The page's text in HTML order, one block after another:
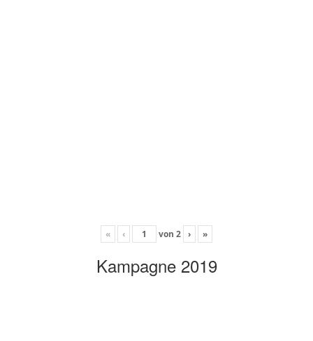
« ‹ von 2 › »
Kampagne 2019